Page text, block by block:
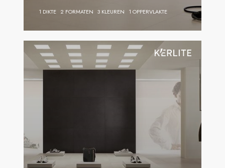
1 DIKTE 2 FORMATEN 3 KLEUREN 1 OPPERVLAKTE